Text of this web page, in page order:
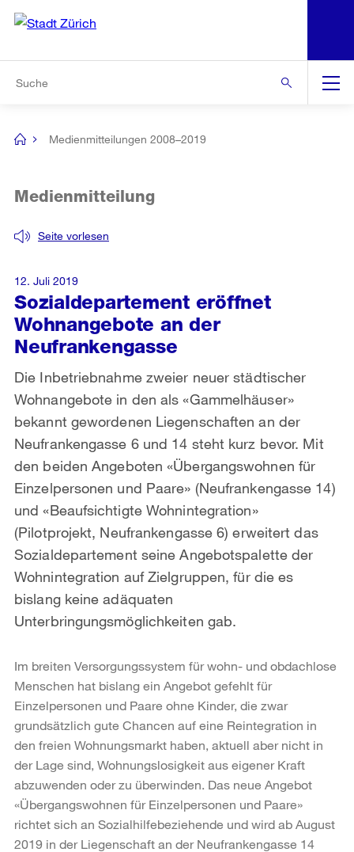
Navigation
[no
Medienmitteilungen 2008–2019
Sozialdepartement eröffnet
Wohnangebote an der
Neufrankengasse
Seite vorlesen
Medienmitteilung
Die Inbetriebnahme zweier neuer städtischer
Wohnangebote in den als «Gammelhäuser»
bekannt gewordenen Liegenschaften an der
Neufrankengasse 6 und 14 steht kurz bevor. Mit
den beiden Angeboten «Übergangswohnen für
Einzelpersonen und Paare» (Neufrankengasse 14)
und «Beaufsichtigte Wohnintegration»
(Pilotprojekt, Neufrankengasse 6) erweitert das
Sozialdepartement seine Angebotspalette der
Wohnintegration auf Zielgruppen, für die es
bislang keine adäquaten
Unterbringungsmöglichkeiten gab.
12. Juli 2019
Im breiten Versorgungssystem für wohn- und obdachlose
Menschen hat bislang ein Angebot gefehlt für
Einzelpersonen und Paare ohne Kinder, die zwar
grundsätzlich gute Chancen auf eine Reintegration in
den freien Wohnungsmarkt haben, aktuell aber nicht in
der Lage sind, Wohnungslosigkeit aus eigener Kraft
abzuwenden oder zu überwinden. Das neue Angebot
«Übergangswohnen für Einzelpersonen und Paare»
richtet sich an Sozialhilfebeziehende und wird ab August
2019 in der Liegenschaft an der Neufrankengasse 14